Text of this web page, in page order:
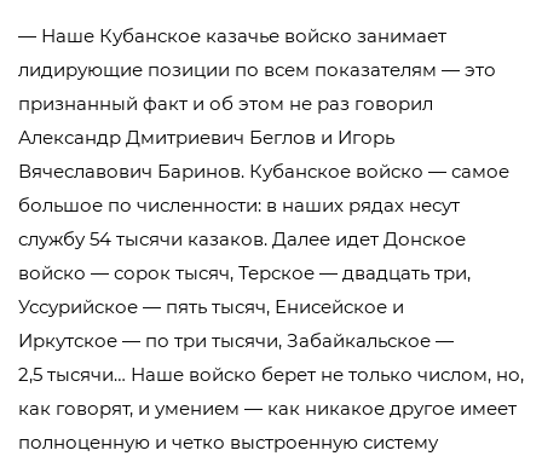
— Наше Кубанское казачье войско занимает
лидирующие позиции по всем показателям — это
признанный факт и об этом не раз говорил
Александр Дмитриевич Беглов и Игорь
Вячеславович Баринов. Кубанское войско — самое
большое по численности: в наших рядах несут
службу 54 тысячи казаков. Далее идет Донское
войско — сорок тысяч, Терское — двадцать три,
Уссурийское — пять тысяч, Енисейское и
Иркутское — по три тысячи, Забайкальское —
2,5 тысячи… Наше войско берет не только числом, но,
как говорят, и умением — как никакое другое имеет
полноценную и четко выстроенную систему